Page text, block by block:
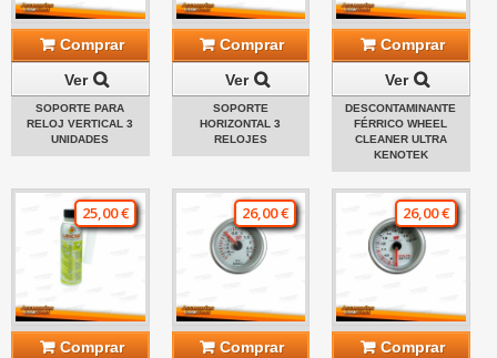
Comprar
Ver
SOPORTE PARA
RELOJ VERTICAL 3
UNIDADES
Comprar
Ver
SOPORTE
HORIZONTAL 3
RELOJES
Comprar
Ver
DESCONTAMINANTE
FÉRRICO WHEEL
CLEANER ULTRA
KENOTEK
25,00 €
Comprar
26,00 €
Comprar
26,00 €
Comprar